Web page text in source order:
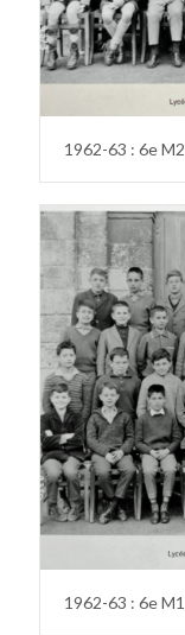
1962-63 : 6e M2
1962-63 : 6e M1